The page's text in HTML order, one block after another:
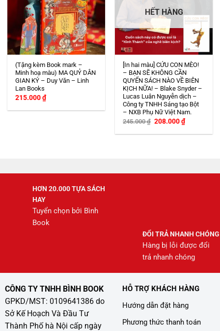
(Tặng kèm Book mark –
Minh hoạ màu) MA QUỶ DÂN
GIAN KÝ – Duy Văn – Linh
Lan Books
215.000₫
HẾT HÀNG
[In hai màu] CỨU CON MÈO!
– BẠN SẼ KHÔNG CẦN
QUYỂN SÁCH NÀO VỀ BIÊN
KỊCH NỮA! – Blake Snyder –
Lucas Luân Nguyễn dịch –
Công ty TNHH Sáng tạo Bột
– NXB Phụ Nữ Việt Nam.
245.000₫ Giá
là:
208.000₫Giá
hiện
tại
HƠN 20.000 TỰA SÁCH
HAY
Tuyển chọn bởi Bình
Book
ĐỔI TRẢ NHANH CHÓNG
Hàng bị lỗi được đổi
trả nhanh chóng
CÔNG TY TNHH BÌNH BOOK
GPKD/MST: 0109641386 do
Sở Kế Hoạch Và Đầu Tư
Thành Phố hà Nội cấp ngày
HỖ TRỢ KHÁCH HÀNG
Hướng dẫn đặt hàng
Phương thức thanh toán